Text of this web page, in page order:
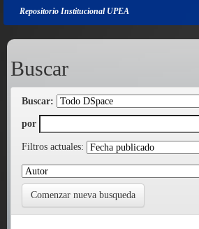
Repositorio Institucional UPEA
Buscar
Buscar:
por
Filtros actuales:
Comenzar nueva busqueda